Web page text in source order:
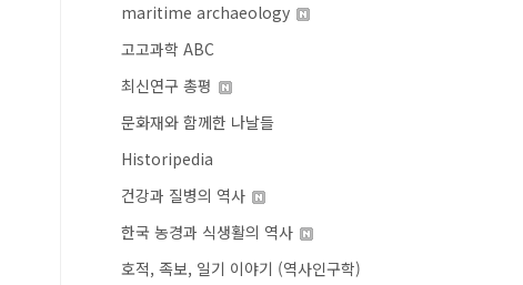
maritime archaeology
고고과학 ABC
최신연구 총평
문화재와 함께한 나날들
Historipedia
건강과 질병의 역사
한국 농경과 식생활의 역사
호적, 족보, 일기 이야기 (역사인구학)